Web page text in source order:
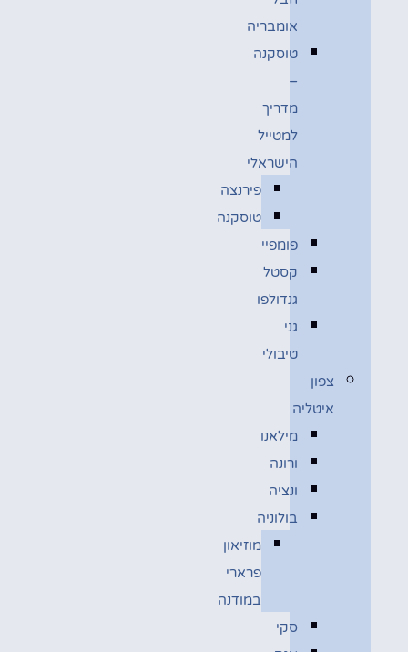
אומבריה
טוסקנה
–
מדריך
למטייל
הישראלי
פירנצה
טוסקנה
פומפיי
קסטל
גנדולפו
גני
טיבולי
צפון
איטליה
מילאנו
ורונה
ונציה
בולוניה
מוזיאון
פרארי
במודנה
סקי